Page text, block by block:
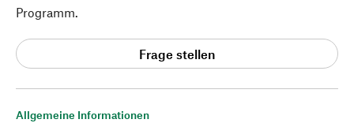
Allgemeine Informationen
Programm.
Frage stellen